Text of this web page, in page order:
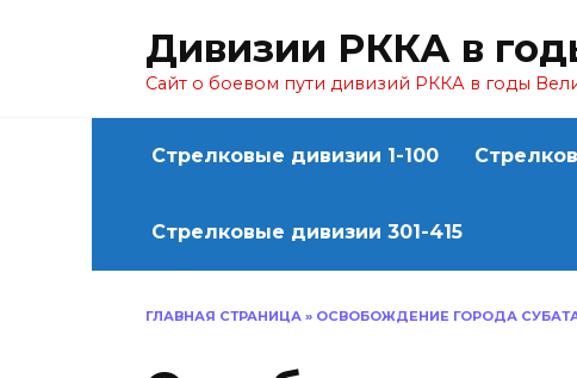
Дивизии РККА в
Сайт о боевом пути дивизий РККА в годы
Стрелковые дивизии 1-100
Стрелковые дивизии 301-415
ГЛАВНАЯ СТРАНИЦА » ОСВОБОЖДЕНИЕ ГОРОДА СУБАТА